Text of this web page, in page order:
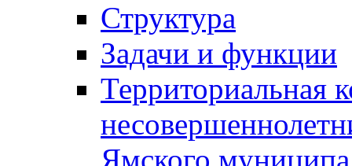
Структура
Задачи и функции
Территориальная